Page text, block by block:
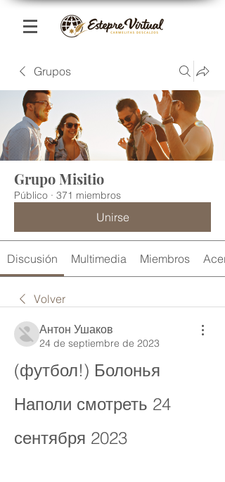
Grupos
Grupo Misitio
Público · 371 miembros
Unirse
Discusión Multimedia Miembros
Volver
Антон Ушаков
24 de septiembre de 2023
(футбол!) Болонья
Наполи смотреть 24
сентября 2023